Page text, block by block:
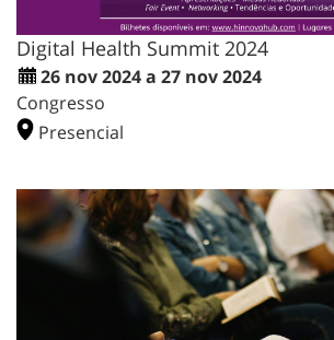
Digital Health Summit 2024
26 nov 2024 a 27 nov 2024
Congresso
Presencial